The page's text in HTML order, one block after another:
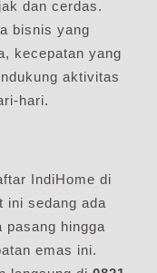
dan cerdas.
bisnis yang
kecepatan yang
aktivitas
hari.
IndiHome di
ini sedang ada
pasang hingga
emas ini.